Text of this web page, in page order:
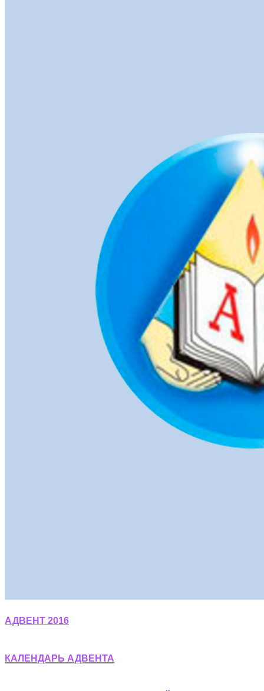
АДВЕНТ 2016
КАЛЕНДАРЬ АДВЕНТА